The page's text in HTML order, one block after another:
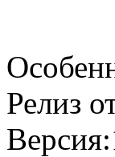
Релиз